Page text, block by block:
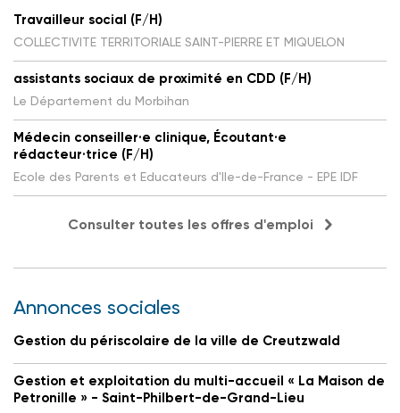
Travailleur social (F/H)
COLLECTIVITE TERRITORIALE SAINT-PIERRE ET MIQUELON
assistants sociaux de proximité en CDD (F/H)
Le Département du Morbihan
Médecin conseiller·e clinique, Écoutant·e
rédacteur·trice (F/H)
Ecole des Parents et Educateurs d'Ile-de-France - EPE IDF
Consulter toutes les offres d'emploi
Annonces sociales
Gestion du périscolaire de la ville de Creutzwald
Gestion et exploitation du multi-accueil « La Maison de
Petronille » - Saint-Philbert-de-Grand-Lieu